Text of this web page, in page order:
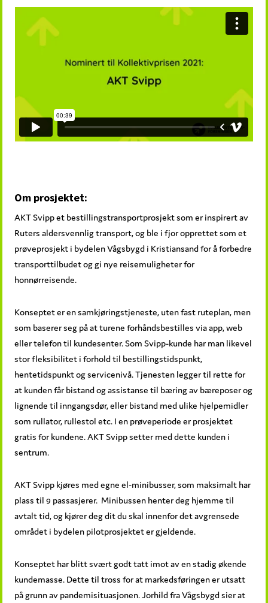
Om prosjektet:
AKT Svipp et bestillingstransportprosjekt som er inspirert av
Ruters aldersvennlig transport, og ble i fjor opprettet som et
prøveprosjekt i bydelen Vågsbygd i Kristiansand for å forbedre
transporttilbudet og gi nye reisemuligheter for
honnørreisende.
Konseptet er en samkjøringstjeneste, uten fast ruteplan, men
som baserer seg på at turene forhåndsbestilles via app, web
eller telefon til kundesenter. Som Svipp-kunde har man likevel
stor fleksibilitet i forhold til bestillingstidspunkt,
hentetidspunkt og servicenivå. Tjenesten legger til rette for
at kunden får bistand og assistanse til bæring av bæreposer og
lignende til inngangsdør, eller bistand med ulike hjelpemidler
som rullator, rullestol etc. I en prøveperiode er prosjektet
gratis for kundene. AKT Svipp setter med dette kunden i
sentrum.
AKT Svipp kjøres med egne el-minibusser, som maksimalt har
plass til 9 passasjerer. Minibussen henter deg hjemme til
avtalt tid, og kjører deg dit du skal innenfor det avgrensede
området i bydelen pilotprosjektet er gjeldende.
Konseptet har blitt svært godt tatt imot av en stadig økende
kundemasse. Dette til tross for at markedsføringen er utsatt
på grunn av pandemisituasjonen. Jorhild fra Vågsbygd sier at